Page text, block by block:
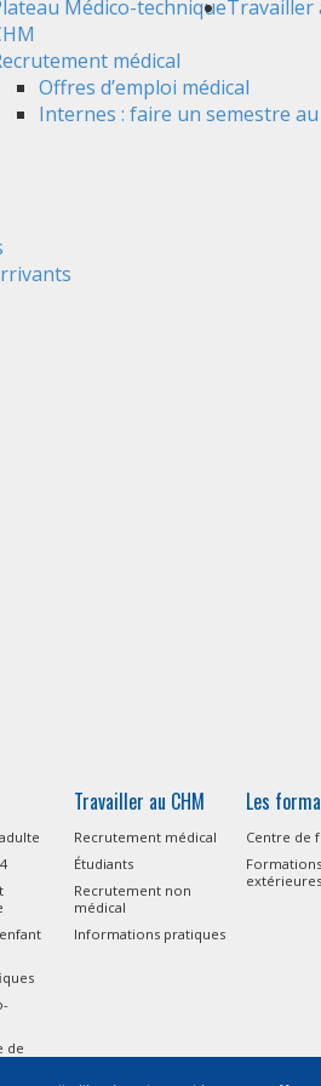
Médico-techniqueTravailler
médical
Offres d’emploi médical
Internes : faire un semestre au
de
Travailler au CHM
Recrutement médical
Étudiants
Recrutement non
médical
Informations pratiques
Les
Centre de
Formations
extérieures